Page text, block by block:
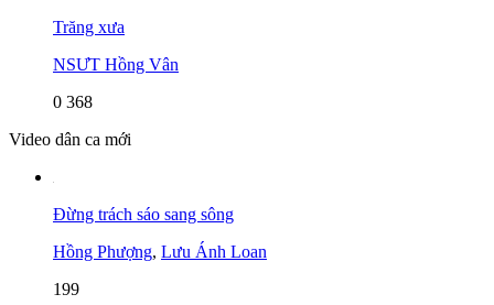
Trăng xưa
NSƯT Hồng Vân
0 368
Video dân ca mới
Đừng trách sáo sang sông
Hồng Phượng, Lưu Ánh Loan
199